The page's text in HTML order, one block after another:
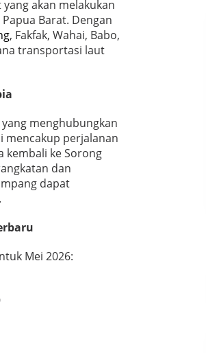
akan melakukan
Barat. Dengan
, Fakfak, Wahai, Babo,
transportasi laut
menghubungkan
mencakup perjalanan
kembali ke Sorong
dan
dapat
Mei 2026: